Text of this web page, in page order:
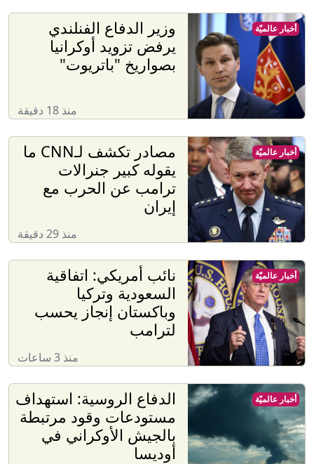
وزير الدفاع الفنلندي
يرفض تزويد أوكرانيا
بصواريخ "باتريوت"
منذ 18 دقيقة
أخبار عالميّة
مصادر تكشف لـCNN ما
يقوله كبير جنرالات
ترامب عن الحرب مع
إيران
منذ 29 دقيقة
أخبار عالميّة
نائب أمريكي: اتفاقية
السعودية وتركيا
وباكستان إنجاز يحسب
لترامب
منذ 3 ساعات
أخبار عالميّة
الدفاع الروسية: استهداف
مستودعات وقود مرتبطة
بالجيش الأوكراني في
أوديسا
أخبار عالميّة